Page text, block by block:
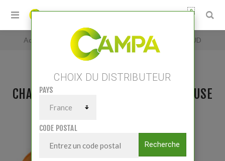
0
Accueil Chaussure Protection tronconneuse ARUD
CHAUSSURE PROTECTION TRONCONNEUSE
CHOIX DU DISTRIBUTEUR
PAYS
CODE POSTAL
Recherche